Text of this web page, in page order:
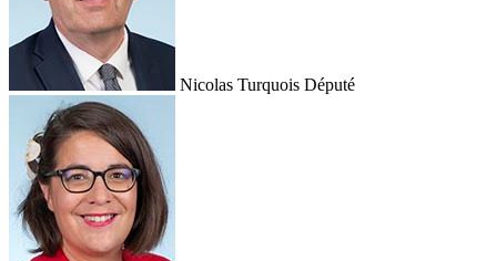
Nicolas Turquois Député